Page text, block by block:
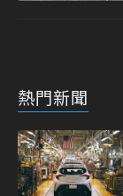
熱門新聞